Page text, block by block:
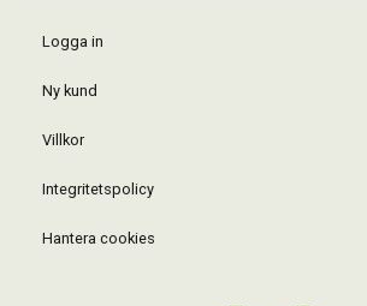
Logga in
Ny kund
Villkor
Integritetspolicy
Hantera cookies